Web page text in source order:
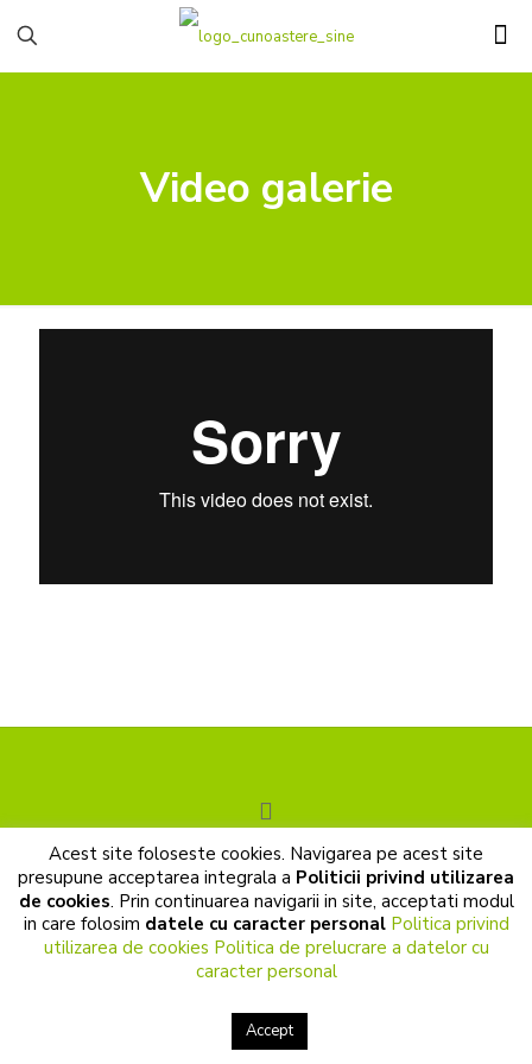
Video galerie
© 2017 Cunoastere de sine. All Rights Reserved |
Prelucrarea datelor cu caracter personal|Politica de cookies
|Termeni si conditii
Acest site foloseste cookies. Navigarea pe acest site
presupune acceptarea integrala a Politicii privind utilizarea
de cookies. Prin continuarea navigarii in site, acceptati modul
in care folosim datele cu caracter personal Politica privind
utilizarea de cookies Politica de prelucrare a datelor cu
caracter personal
Accept